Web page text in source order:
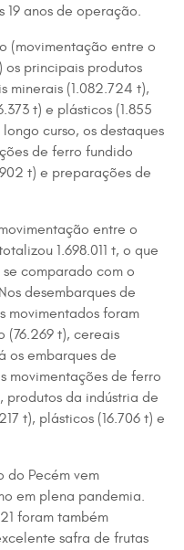
19 anos de operação.
(movimentação entre o
os principais produtos
minerais (1.082.724 t),
t) e plásticos (1.855
curso, os destaques
de ferro fundido
t) e preparações de
entre o
1.698.011 t, o que
comparado com o
desembarques de
movimentados foram
(76.269 t), cereais
os embarques de
movimentações de ferro
produtos da indústria de
t), plásticos (16.706 t) e
do Pecém vem
em plena pandemia.
foram também
safra de frutas